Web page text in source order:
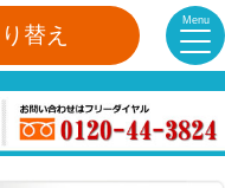
Menu
替え